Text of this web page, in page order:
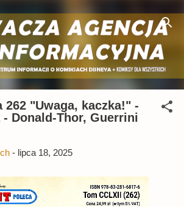
do głównej zawartości
262 "Uwaga, kaczka!" -
Donald-Thor, Guerrini
- lipca 18, 2025